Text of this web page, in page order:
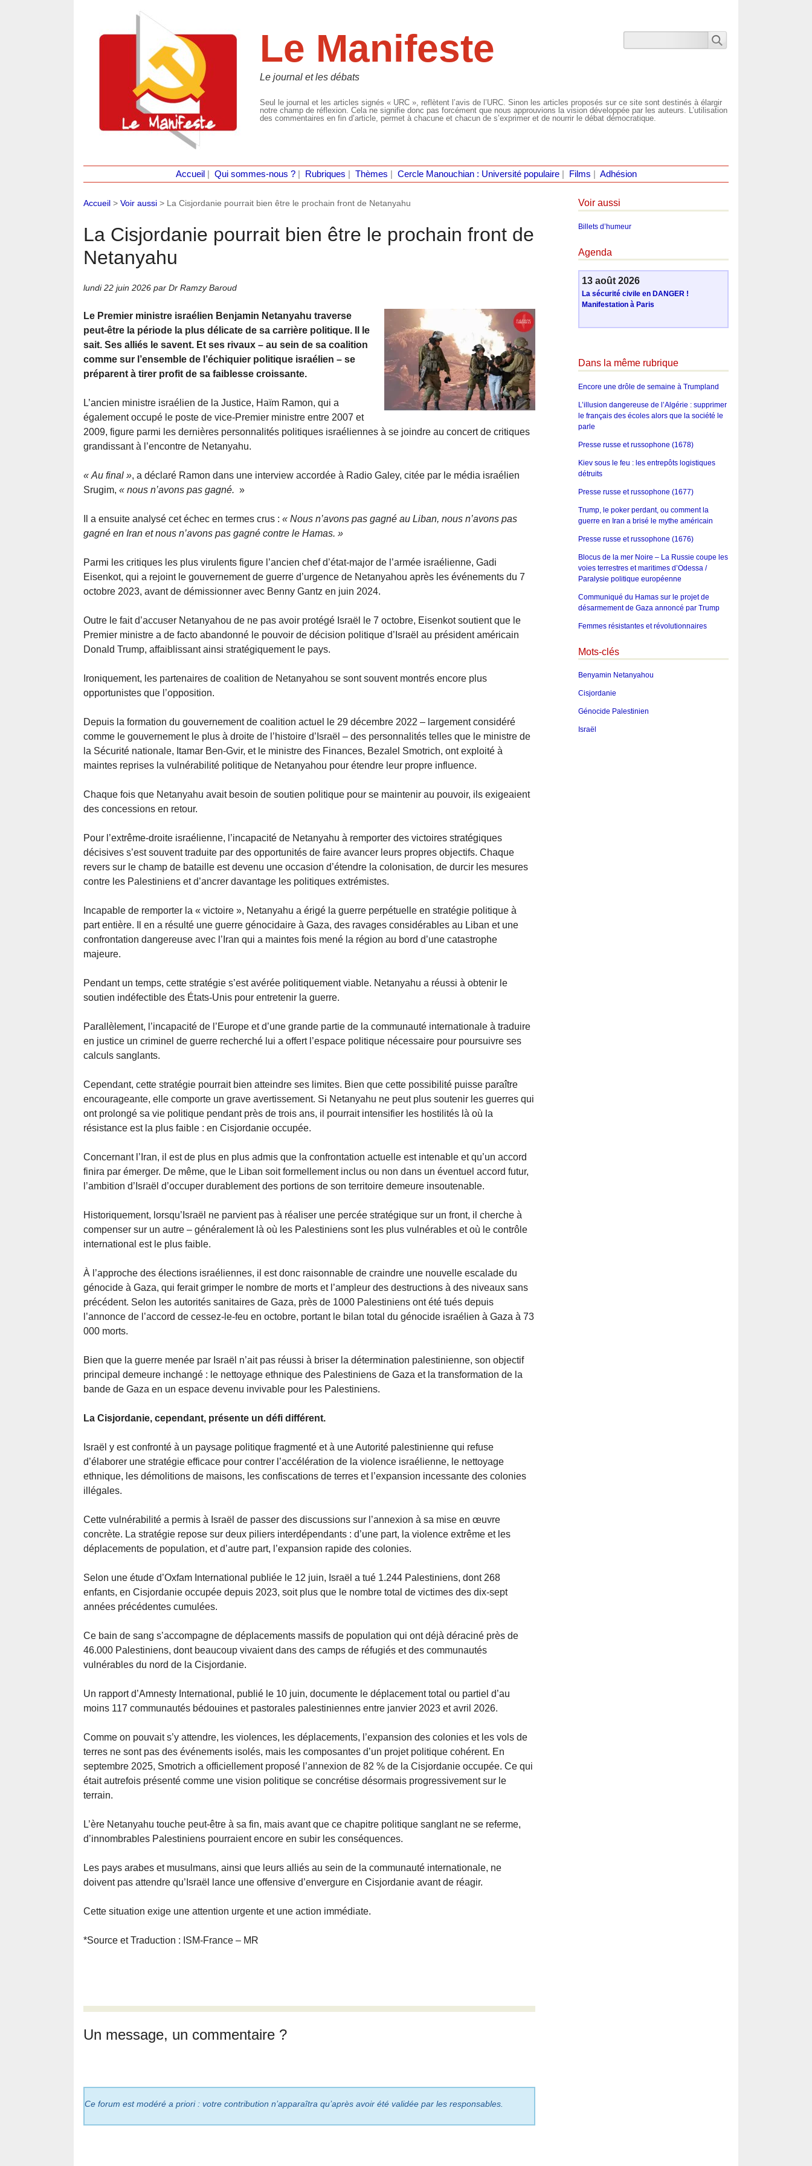
Le Manifeste
Le journal et les débats
Seul le journal et les articles signés « URC », reflètent l’avis de l’URC. Sinon les articles proposés sur ce site sont destinés à élargir
notre champ de réflexion. Cela ne signifie donc pas forcément que nous approuvions la vision développée par les auteurs. L’utilisation
des commentaires en fin d’article, permet à chacune et chacun de s’exprimer et de nourrir le débat démocratique.
Accueil Qui sommes-nous ?| Rubriques Thèmes Cercle Manouchian : Université populaire| Films Adhésion
Accueil > Voir aussi > La Cisjordanie pourrait bien être le prochain front de Netanyahu
La Cisjordanie pourrait bien être le prochain front de
Netanyahu
lundi 22 juin 2026 par Dr Ramzy Baroud
Le Premier ministre israélien Benjamin Netanyahu traverse
peut-être la période la plus délicate de sa carrière politique. Il le
sait. Ses alliés le savent. Et ses rivaux – au sein de sa coalition
comme sur l’ensemble de l’échiquier politique israélien – se
préparent à tirer profit de sa faiblesse croissante.
L’ancien ministre israélien de la Justice, Haïm Ramon, qui a
également occupé le poste de vice-Premier ministre entre 2007 et
2009, figure parmi les dernières personnalités politiques israéliennes à se joindre au concert de critiques
grandissant à l’encontre de Netanyahu.
« Au final », a déclaré Ramon dans une interview accordée à Radio Galey, citée par le média israélien
Srugim, « nous n’avons pas gagné. »
Il a ensuite analysé cet échec en termes crus : « Nous n’avons pas gagné au Liban, nous n’avons pas
gagné en Iran et nous n’avons pas gagné contre le Hamas. »
Parmi les critiques les plus virulents figure l’ancien chef d’état-major de l’armée israélienne, Gadi
Eisenkot, qui a rejoint le gouvernement de guerre d’urgence de Netanyahou après les événements du 7
octobre 2023, avant de démissionner avec Benny Gantz en juin 2024.
Outre le fait d’accuser Netanyahou de ne pas avoir protégé Israël le 7 octobre, Eisenkot soutient que le
Premier ministre a de facto abandonné le pouvoir de décision politique d’Israël au président américain
Donald Trump, affaiblissant ainsi stratégiquement le pays.
Ironiquement, les partenaires de coalition de Netanyahou se sont souvent montrés encore plus
opportunistes que l’opposition.
Depuis la formation du gouvernement de coalition actuel le 29 décembre 2022 – largement considéré
comme le gouvernement le plus à droite de l’histoire d’Israël – des personnalités telles que le ministre de
la Sécurité nationale, Itamar Ben-Gvir, et le ministre des Finances, Bezalel Smotrich, ont exploité à
maintes reprises la vulnérabilité politique de Netanyahou pour étendre leur propre influence.
Chaque fois que Netanyahu avait besoin de soutien politique pour se maintenir au pouvoir, ils exigeaient
des concessions en retour.
Pour l’extrême-droite israélienne, l’incapacité de Netanyahu à remporter des victoires stratégiques
décisives s’est souvent traduite par des opportunités de faire avancer leurs propres objectifs. Chaque
revers sur le champ de bataille est devenu une occasion d’étendre la colonisation, de durcir les mesures
contre les Palestiniens et d’ancrer davantage les politiques extrémistes.
Incapable de remporter la « victoire », Netanyahu a érigé la guerre perpétuelle en stratégie politique à
part entière. Il en a résulté une guerre génocidaire à Gaza, des ravages considérables au Liban et une
confrontation dangereuse avec l’Iran qui a maintes fois mené la région au bord d’une catastrophe
majeure.
Pendant un temps, cette stratégie s’est avérée politiquement viable. Netanyahu a réussi à obtenir le
soutien indéfectible des États-Unis pour entretenir la guerre.
Parallèlement, l’incapacité de l’Europe et d’une grande partie de la communauté internationale à traduire
en justice un criminel de guerre recherché lui a offert l’espace politique nécessaire pour poursuivre ses
calculs sanglants.
Cependant, cette stratégie pourrait bien atteindre ses limites. Bien que cette possibilité puisse paraître
encourageante, elle comporte un grave avertissement. Si Netanyahu ne peut plus soutenir les guerres qui
ont prolongé sa vie politique pendant près de trois ans, il pourrait intensifier les hostilités là où la
résistance est la plus faible : en Cisjordanie occupée.
Concernant l’Iran, il est de plus en plus admis que la confrontation actuelle est intenable et qu’un accord
finira par émerger. De même, que le Liban soit formellement inclus ou non dans un éventuel accord futur,
l’ambition d’Israël d’occuper durablement des portions de son territoire demeure insoutenable.
Historiquement, lorsqu’Israël ne parvient pas à réaliser une percée stratégique sur un front, il cherche à
compenser sur un autre – généralement là où les Palestiniens sont les plus vulnérables et où le contrôle
international est le plus faible.
À l’approche des élections israéliennes, il est donc raisonnable de craindre une nouvelle escalade du
génocide à Gaza, qui ferait grimper le nombre de morts et l’ampleur des destructions à des niveaux sans
précédent. Selon les autorités sanitaires de Gaza, près de 1000 Palestiniens ont été tués depuis
l’annonce de l’accord de cessez-le-feu en octobre, portant le bilan total du génocide israélien à Gaza à 73
000 morts.
Bien que la guerre menée par Israël n’ait pas réussi à briser la détermination palestinienne, son objectif
principal demeure inchangé : le nettoyage ethnique des Palestiniens de Gaza et la transformation de la
bande de Gaza en un espace devenu invivable pour les Palestiniens.
La Cisjordanie, cependant, présente un défi différent.
Israël y est confronté à un paysage politique fragmenté et à une Autorité palestinienne qui refuse
d’élaborer une stratégie efficace pour contrer l’accélération de la violence israélienne, le nettoyage
ethnique, les démolitions de maisons, les confiscations de terres et l’expansion incessante des colonies
illégales.
Cette vulnérabilité a permis à Israël de passer des discussions sur l’annexion à sa mise en œuvre
concrète. La stratégie repose sur deux piliers interdépendants : d’une part, la violence extrême et les
déplacements de population, et d’autre part, l’expansion rapide des colonies.
Selon une étude d’Oxfam International publiée le 12 juin, Israël a tué 1.244 Palestiniens, dont 268
enfants, en Cisjordanie occupée depuis 2023, soit plus que le nombre total de victimes des dix-sept
années précédentes cumulées.
Ce bain de sang s’accompagne de déplacements massifs de population qui ont déjà déraciné près de
46.000 Palestiniens, dont beaucoup vivaient dans des camps de réfugiés et des communautés
vulnérables du nord de la Cisjordanie.
Un rapport d’Amnesty International, publié le 10 juin, documente le déplacement total ou partiel d’au
moins 117 communautés bédouines et pastorales palestiniennes entre janvier 2023 et avril 2026.
Comme on pouvait s’y attendre, les violences, les déplacements, l’expansion des colonies et les vols de
terres ne sont pas des événements isolés, mais les composantes d’un projet politique cohérent. En
septembre 2025, Smotrich a officiellement proposé l’annexion de 82 % de la Cisjordanie occupée. Ce qui
était autrefois présenté comme une vision politique se concrétise désormais progressivement sur le
terrain.
L’ère Netanyahu touche peut-être à sa fin, mais avant que ce chapitre politique sanglant ne se referme,
d’innombrables Palestiniens pourraient encore en subir les conséquences.
Les pays arabes et musulmans, ainsi que leurs alliés au sein de la communauté internationale, ne
doivent pas attendre qu’Israël lance une offensive d’envergure en Cisjordanie avant de réagir.
Cette situation exige une attention urgente et une action immédiate.
*Source et Traduction : ISM-France – MR
Un message, un commentaire ?
Ce forum est modéré a priori : votre contribution n’apparaîtra qu’après avoir été validée par les responsables.
Voir aussi
Billets d’humeur
Agenda
13 août 2026
La sécurité civile en DANGER !
Manifestation à Paris
Dans la même rubrique
Encore une drôle de semaine à Trumpland
L’illusion dangereuse de l’Algérie : supprimer
le français des écoles alors que la société le
parle
Presse russe et russophone (1678)
Kiev sous le feu : les entrepôts logistiques
détruits
Presse russe et russophone (1677)
Trump, le poker perdant, ou comment la
guerre en Iran a brisé le mythe américain
Presse russe et russophone (1676)
Blocus de la mer Noire – La Russie coupe les
voies terrestres et maritimes d’Odessa /
Paralysie politique européenne
Communiqué du Hamas sur le projet de
désarmement de Gaza annoncé par Trump
Femmes résistantes et révolutionnaires
Mots-clés
Benyamin Netanyahou
Cisjordanie
Génocide Palestinien
Israël